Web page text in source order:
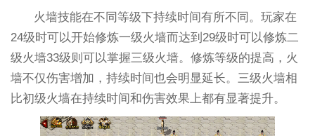
火墙技能在不同等级下持续时间有所不同。玩家在
24级时可以开始修炼一级火墙而达到29级时可以修炼二
级火墙33级则可以掌握三级火墙。修炼等级的提高，火
墙不仅伤害增加，持续时间也会明显延长。三级火墙相
比初级火墙在持续时间和伤害效果上都有显著提升。